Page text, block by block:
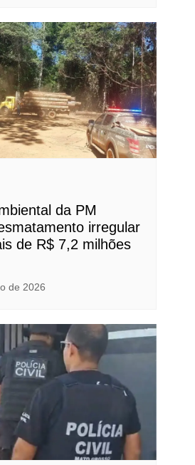
da PM
irregular
de R$ 7,2 milhões
de 2026